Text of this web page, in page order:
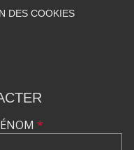
DES COOKIES
*